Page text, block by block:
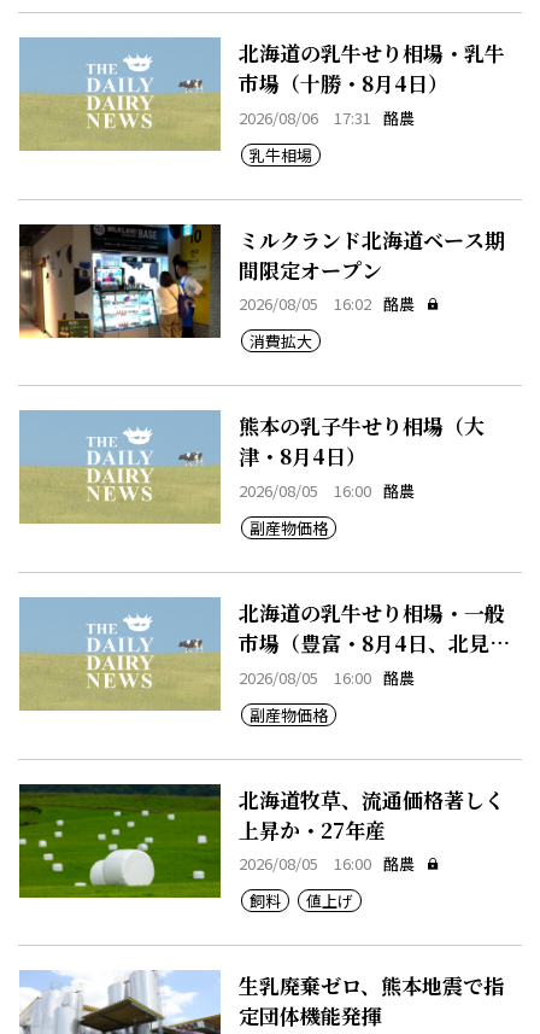
北海道の乳牛せり相場・乳牛
市場（十勝・8月4日）
2026/08/06 17:31
酪農
乳牛相場
ミルクランド北海道ベース期
間限定オープン
2026/08/05 16:02 酪農
消費拡大
熊本の乳子牛せり相場（大
津・8月4日）
2026/08/05 16:00 酪農
副産物価格
北海道の乳牛せり相場・一般
市場（豊富・8月4日、北見・8
月4日、早来・8月4日）
2026/08/05 16:00 酪農
副産物価格
北海道牧草、流通価格著しく
上昇か・27年産
2026/08/05 16:00 酪農
飼料
値上げ
生乳廃棄ゼロ、熊本地震で指
定団体機能発揮